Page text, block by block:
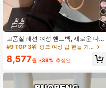
4
고품질 패션 여성 핸드백, 새로운 다기
능 라운드 지퍼 숄더 크로스바디 백,
을 의상에 완벽한 매치
#9 TOP 3위 핑크 여성 탑 핸들 가방
8,577원 -38% 추정된